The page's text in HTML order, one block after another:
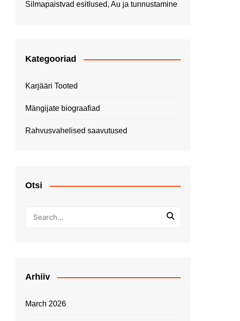
Silmapaistvad esitlused, Au ja tunnustamine
Kategooriad
Karjääri Tooted
Mängijate biograafiad
Rahvusvahelised saavutused
Otsi
Arhiiv
March 2026